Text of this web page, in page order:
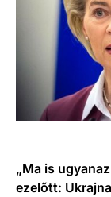
„Ma is
ezelőtt: